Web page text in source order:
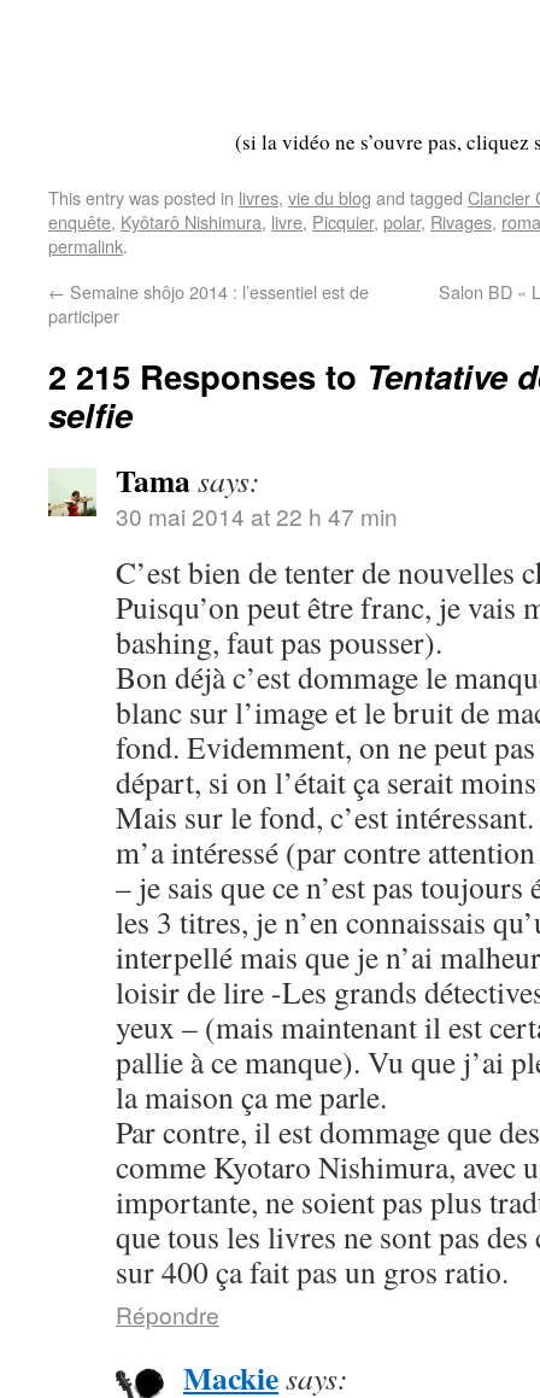
(si la vidéo ne s’ouvre pas, cliquez
This entry was posted in livres, vie du blog and tagged Clancier
enquête, Kyôtarô Nishimura, livre, Picquier, polar, Rivages,
permalink.
← Semaine shôjo 2014 : l’essentiel est de
participer
Salon BD «
2 215 Responses to Tentative
selfie
Tamasays:
30 mai 2014 at 22 h 47 min
C’est bien de tenter de nouvelles
Puisqu’on peut être franc, je vais
bashing, faut pas pousser).
Bon déjà c’est dommage le
blanc sur l’image et le bruit de
fond. Evidemment, on ne peut
départ, si on l’était ça serait
Mais sur le fond, c’est
m’a intéressé (par contre
– je sais que ce n’est pas
les 3 titres, je n’en connaissais
interpellé mais que je n’ai
loisir de lire -Les grands
yeux – (mais maintenant il est
pallie à ce manque). Vu que j’ai
la maison ça me parle.
Par contre, il est dommage que
comme Kyotaro Nishimura, avec
importante, ne soient pas plus
que tous les livres ne sont pas
sur 400 ça fait pas un gros ratio.
Répondre
Mackiesays: